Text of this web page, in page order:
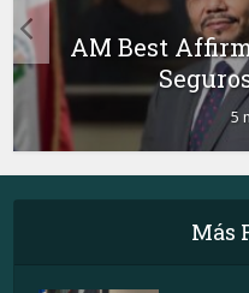
AM Best
5
Más